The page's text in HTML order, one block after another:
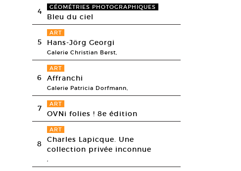
4 GÉOMÉTRIES PHOTOGRAPHIQUES
Bleu du ciel
5
ART
Hans-Jörg Georgi
Galerie Christian Berst,
6
ART
Affranchi
Galerie Patricia Dorfmann,
7 ART
OVNi folies ! 8e édition
8
ART
Charles Lapicque. Une
collection privée inconnue
,